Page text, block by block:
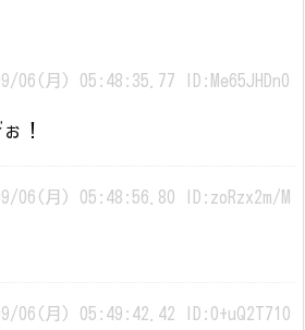
06(月) 05:48:35.77 ID:Me65JHDn0
！
06(月) 05:48:56.80 ID:zoRzx2m/M
06(月) 05:49:42.42 ID:0+uQ2T710